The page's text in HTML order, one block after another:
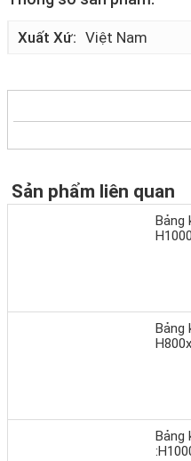
Xuất Xứ Việt Nam
Sản phẩm liên quan
Bảng
Bảng
Bảng